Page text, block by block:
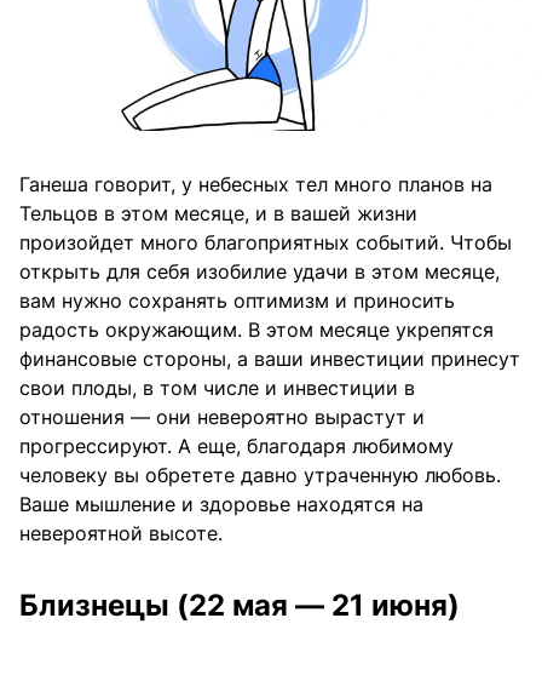
Ганеша говорит, у небесных тел много планов на
Тельцов в этом месяце, и в вашей жизни
произойдет много благоприятных событий. Чтобы
открыть для себя изобилие удачи в этом месяце,
вам нужно сохранять оптимизм и приносить
радость окружающим. В этом месяце укрепятся
финансовые стороны, а ваши инвестиции принесут
свои плоды, в том числе и инвестиции в
отношения — они невероятно вырастут и
прогрессируют. А еще, благодаря любимому
человеку вы обретете давно утраченную любовь.
Ваше мышление и здоровье находятся на
невероятной высоте.
Близнецы (22 мая — 21 июня)